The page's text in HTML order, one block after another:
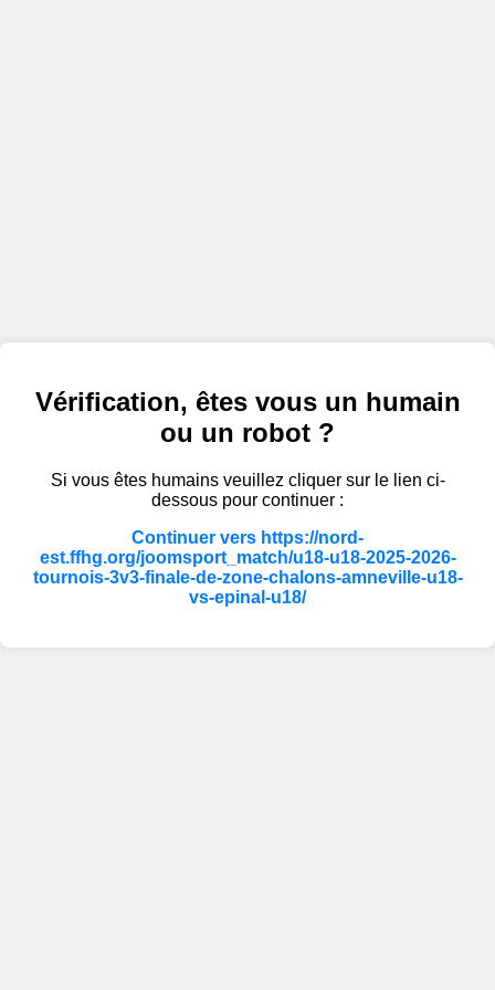
Vérification, êtes vous un humain
ou un robot ?
Si vous êtes humains veuillez cliquer sur le lien ci-
dessous pour continuer :
Continuer vers https://nord-
est.ffhg.org/joomsport_match/u18-u18-2025-2026-
tournois-3v3-finale-de-zone-chalons-amneville-u18-
vs-epinal-u18/